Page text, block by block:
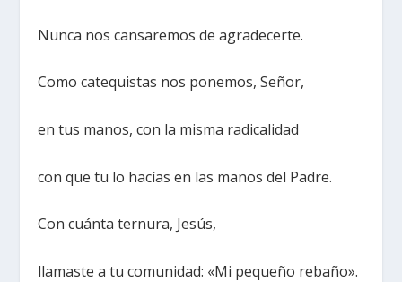
Nunca nos cansaremos de agradecerte.
Como catequistas nos ponemos, Señor,
en tus manos, con la misma radicalidad
con que tu lo hacías en las manos del Padre.
Con cuánta ternura, Jesús,
llamaste a tu comunidad: «Mi pequeño rebaño».